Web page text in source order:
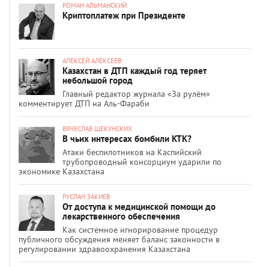
РОМАН АЛЬМАНСКИЙ
Криптоплатеж при Президенте
АЛЕКСЕЙ АЛЕКСЕЕВ
Казахстан в ДТП каждый год теряет
небольшой город
Главный редактор журнала «За рулём»
комментирует ДТП на Аль-Фараби
ВЯЧЕСЛАВ ЩЕКУНСКИХ
В чьих интересах бомбили КТК?
Атаки беспилотников на Каспийский
трубопроводный консорциум ударили по
экономике Казахстана
РУСЛАН ЗАКИЕВ
От доступа к медицинской помощи до
лекарственного обеспечения
Как системное игнорирование процедур
публичного обсуждения меняет баланс законности в
регулировании здравоохранения Казахстана